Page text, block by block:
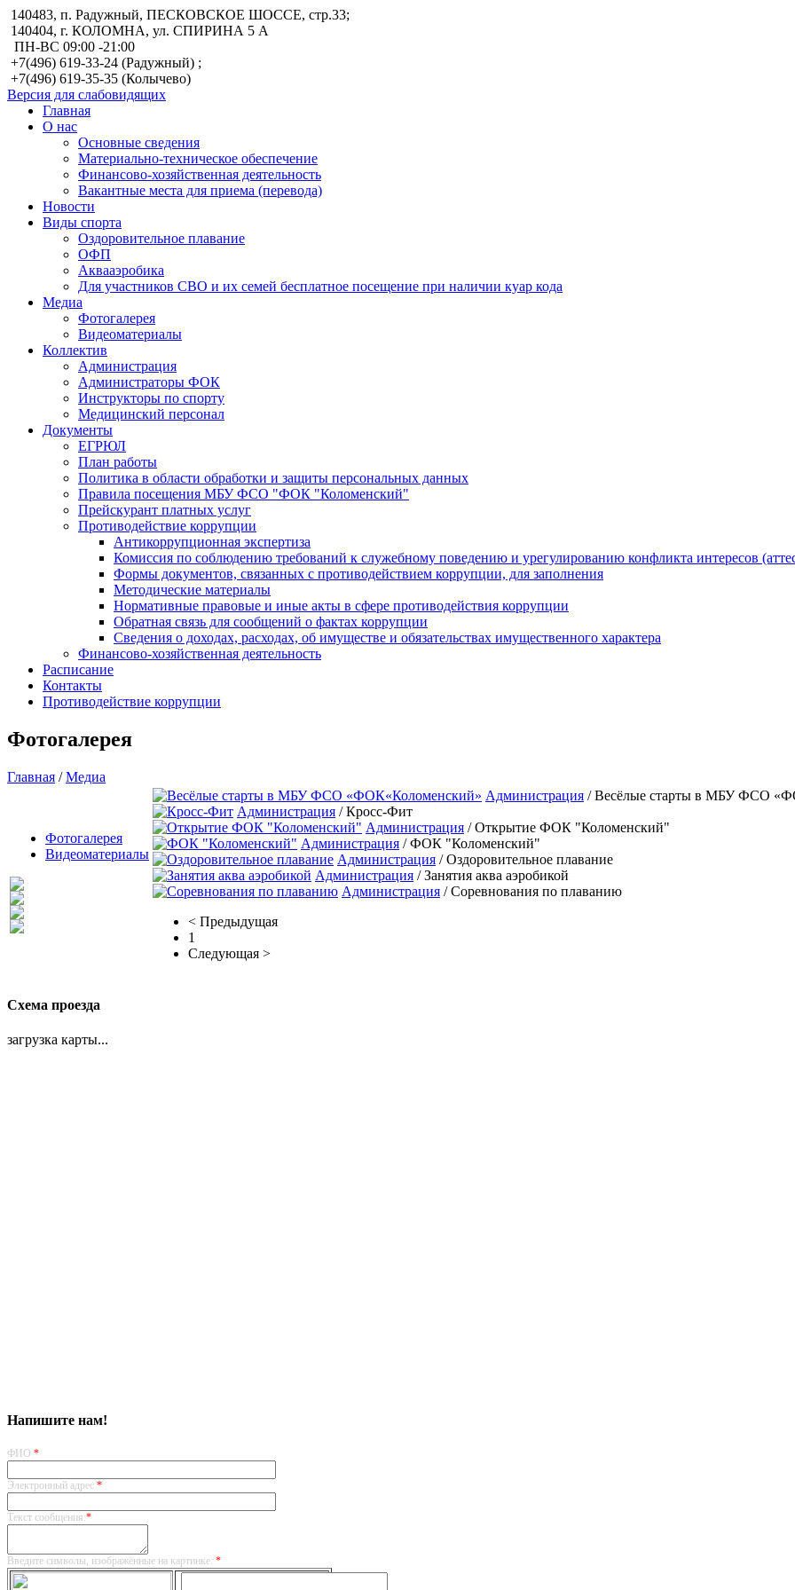
140483, п. Радужный, ПЕСКОВСКОЕ ШОССЕ, стр.33;
140404, г. КОЛОМНА, ул. СПИРИНА 5 А
ПН-ВС 09:00 -21:00
+7(496) 619-33-24 (Радужный) ;
+7(496) 619-35-35 (Колычево)
Версия для слабовидящих
Главная
О нас
Основные сведения
Материально-техническое обеспечение
Финансово-хозяйственная деятельность
Вакантные места для приема (перевода)
Новости
Виды спорта
Оздоровительное плавание
ОФП
Аквааэробика
Для участников СВО и их семей бесплатное посещение при наличии куар кода
Медиа
Фотогалерея
Видеоматериалы
Коллектив
Администрация
Администраторы ФОК
Инструкторы по спорту
Медицинский персонал
Документы
ЕГРЮЛ
План работы
Политика в области обработки и защиты персональных данных
Правила посещения МБУ ФСО "ФОК "Коломенский"
Прейскурант платных услуг
Противодействие коррупции
Антикоррупционная экспертиза
Комиссия по соблюдению требований к служебному поведению и урегулированию конфликта интересов
Формы документов, связанных с противодействием коррупции, для заполнения
Методические материалы
Нормативные правовые и иные акты в сфере противодействия коррупции
Обратная связь для сообщений о фактах коррупции
Сведения о доходах, расходах, об имуществе и обязательствах имущественного характера
Финансово-хозяйственная деятельность
Расписание
Контакты
Противодействие коррупции
Фотогалерея
Главная /Медиа
Фотогалерея
Видеоматериалы
Администрация / Весёлые старты в МБУ ФСО
Администрация / Кросс-Фит
Администрация / Открытие ФОК "Коломенский"
Администрация / ФОК "Коломенский"
Администрация / Оздоровительное плавание
Администрация / Занятия аква аэробикой
Администрация / Соревнования по плаванию
< Предыдущая
1
Следующая >
Схема проезда
загрузка карты...
Напишите нам!
ФИО *
Электронный адрес *
Текст сообщения:*
Введите символы, изображённые на картинке: *